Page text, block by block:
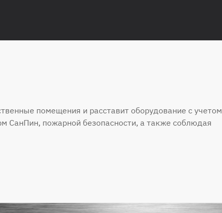
помещения и расставит оборудование с учетом
СанПин, пожарной безопасности, а также соблюдая